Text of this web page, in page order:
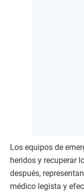
Los equipos de
heridos y recuperar
después,
médico legista y